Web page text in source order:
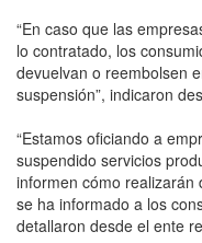
“En caso que las
lo contratado, los
devuelvan o reembolsen
suspensión”, indicaron
“Estamos oficiando a
suspendido servicios
informen cómo realizarán
se ha informado a los
detallaron desde el ente